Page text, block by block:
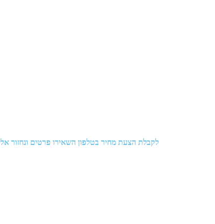
לקבלת הצעת מחיר בטלפון השאירו פרטים ונחזור